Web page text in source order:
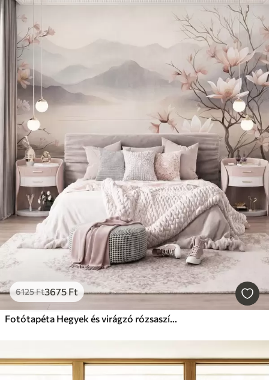
6125Ft3675 Ft
Fotótapéta Hegyek és virágzó rózsaszín magnóliaágak, textúrált tájkép